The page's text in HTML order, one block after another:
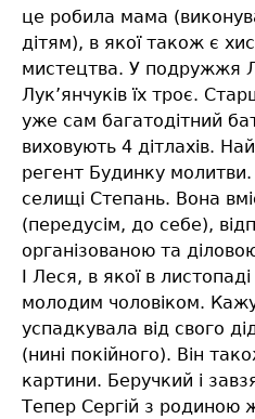
це робила мама
дітям), в якої також є
мистецтва. У подружжя
Лук’янчуків їх троє.
уже сам багатодітний
виховують 4 дітлахів.
регент Будинку
селищі Степань. Вона
(передусім, до себе),
організованою та
І Леся, в якої в
молодим чоловіком.
успадкувала від свого
(нині покійного). Він
картини. Беручкий і
Тепер Сергій з родиною